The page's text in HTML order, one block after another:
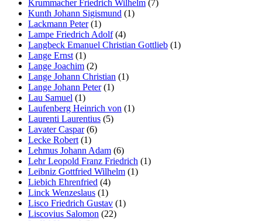
Krummacher Friedrich Wilhelm (7)
Kunth Johann Sigismund (1)
Lackmann Peter(1)
Lampe Friedrich Adolf(4)
Langbeck Emanuel Christian Gottlieb (1)
Lange Ernst (1)
Lange Joachim (2)
Lange Johann Christian (1)
Lange Johann Peter(1)
Lau Samuel (1)
Laufenberg Heinrich von (1)
Laurenti Laurentius (5)
Lavater Caspar(6)
Lecke Robert (1)
Lehmus Johann Adam (6)
Lehr Leopold Franz Friedrich (1)
Leibniz Gottfried Wilhelm (1)
Liebich Ehrenfried (4)
Linck Wenzeslaus (1)
Lisco Friedrich Gustav (1)
Liscovius Salomon (22)